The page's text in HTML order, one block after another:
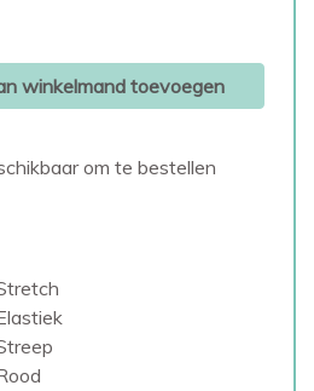
winkelmand toevoegen
om te bestellen